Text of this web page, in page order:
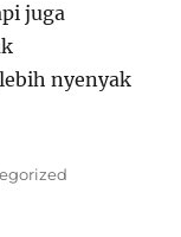
juga
nyenyak